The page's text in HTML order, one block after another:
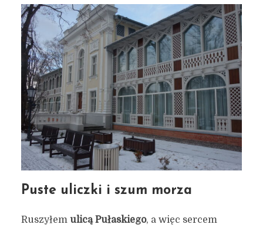
Puste uliczki i szum morza
Ruszyłem ulicą Pułaskiego, a więc sercem